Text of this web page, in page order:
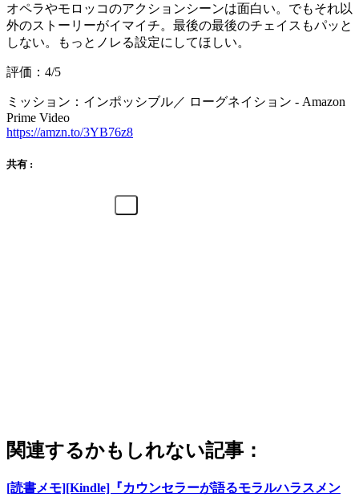
オペラやモロッコのアクションシーンは面白い。でもそれ以
外のストーリーがイマイチ。最後の最後のチェイスもパッと
しない。もっとノレる設定にしてほしい。
評価：4/5
ミッション：インポッシブル／ ローグネイション - Amazon
Prime Video
https://amzn.to/3YB76z8
共有 :
関連するかもしれない記事：
[読書メモ][Kindle]『カウンセラーが語るモラルハラスメン